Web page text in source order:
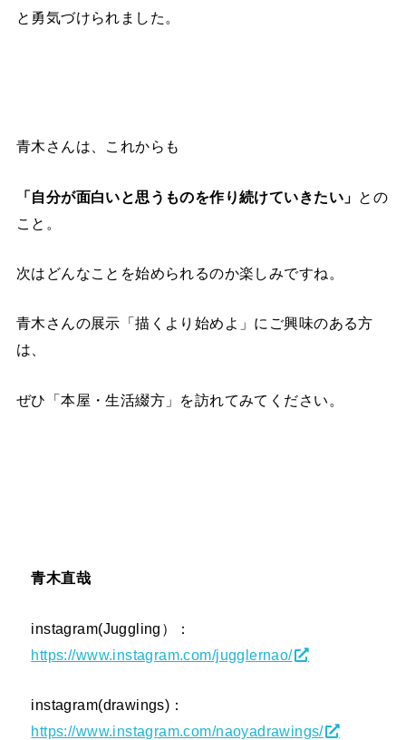
と勇気づけられました。
青木さんは、これからも
「自分が面白いと思うものを作り続けていきたい」
との
こと。
次はどんなことを始められるのか楽しみですね。
青木さんの展示「描くより始めよ」にご興味のある方
は、
ぜひ「本屋・生活綴方」を訪れてみてください。
青木直哉
instagram(Juggling）：
https://www.instagram.com/jugglernao/
instagram(drawings)：
https://www.instagram.com/naoyadrawings/